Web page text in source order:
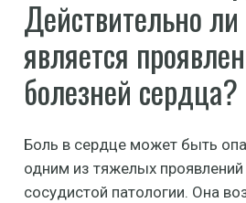
Действительно ли
является
болезней сердца?
Боль в сердце может быть
одним из тяжелых
сосудистой патологии. Она